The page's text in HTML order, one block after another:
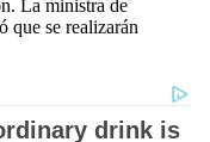
La ministra de
que se realizarán